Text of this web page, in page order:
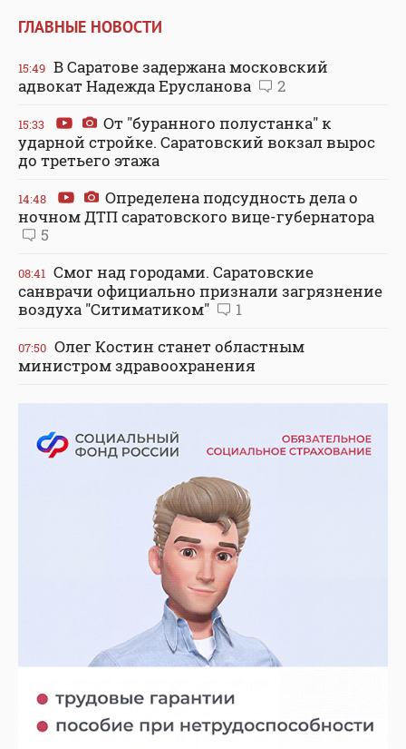
ГЛАВНЫЕ НОВОСТИ
15:49 В Саратове задержана московский
адвокат Надежда Ерусланова
2
15:33
От "буранного полустанка" к
ударной стройке. Саратовский вокзал вырос
до третьего этажа
14:48
Определена подсудность дела о
ночном ДТП саратовского вице-губернатора
5
08:41 Смог над городами. Саратовские
санврачи официально признали загрязнение
воздуха "Ситиматиком"
1
07:50 Олег Костин станет областным
министром здравоохранения